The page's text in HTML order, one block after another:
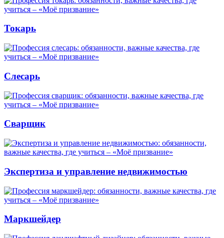
Токарь
Слесарь
Сварщик
Экспертиза и управление недвижимостью
Маркшейдер